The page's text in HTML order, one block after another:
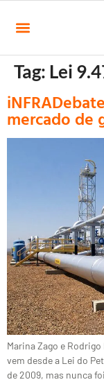
Tag: Lei
mercado de
Marina Zago e
vem desde a Lei do
de 2009, mas nunca